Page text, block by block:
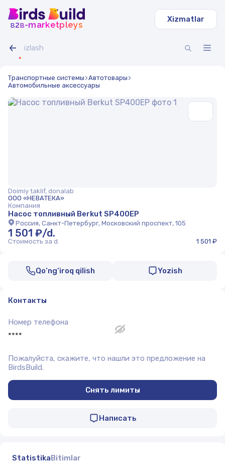
b2b-marketpleys
Xizmatlar
Транспортные системы Автотовары
Автомобильные аксессуары
Doimiy taklif, donalab
ООО «НЕВАТЕКА»
Компания
Насос топливный Berkut SP400ЕР
Россия, Санкт-Петербург, Московский проспект, 105
1 501 ₽/d.
Стоимость за d. 1 501 ₽
Qo‘ng‘iroq qilish Yozish
Контакты
Номер телефона
****
Пожалуйста, скажите, что нашли это предложение на
BirdsBuild.
Снять лимиты
Написать
StatistikaBitimlar